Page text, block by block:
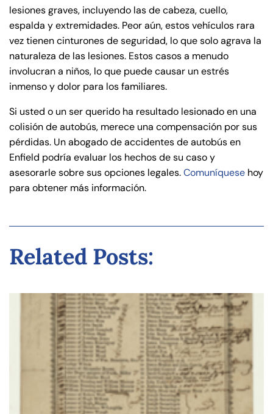
lesiones graves, incluyendo las de cabeza, cuello,
espalda y extremidades. Peor aún, estos vehículos rara
vez tienen cinturones de seguridad, lo que solo agrava la
naturaleza de las lesiones. Estos casos a menudo
involucran a niños, lo que puede causar un estrés
inmenso y dolor para los familiares.
Si usted o un ser querido ha resultado lesionado en una
colisión de autobús, merece una compensación por sus
pérdidas. Un abogado de accidentes de autobús en
Enfield podría evaluar los hechos de su caso y
asesorarle sobre sus opciones legales.Comuníquese hoy
para obtener más información.
Related Posts: